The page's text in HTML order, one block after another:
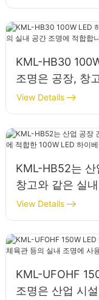
KML-HB30
조명은 공장, 창
조명에 적합합니
View Details
KML-HB52는 산
창고와 같은 실
100W LED 하이
View Details
KML-UFOHF
조명은 산업 시